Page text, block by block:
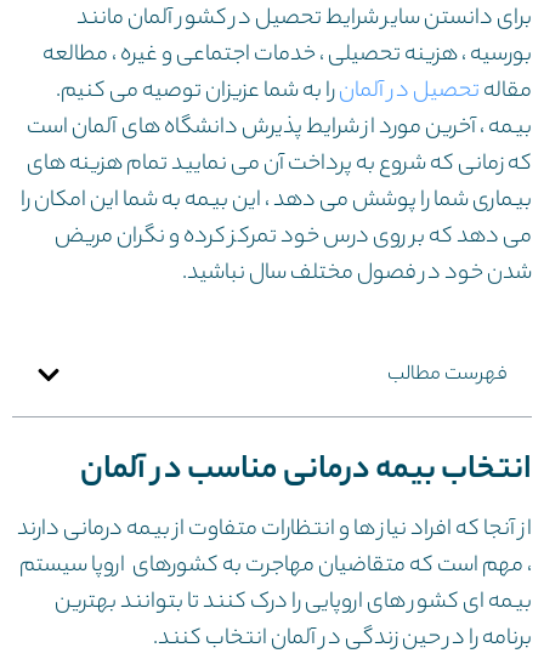
برای دانستن سایر شرایط تحصیل در کشور آلمان مانند
بورسیه ، هزینه تحصیلی ، خدمات اجتماعی و غیره ، مطالعه
مقالهتحصیل در آلمانرا به شما عزیزان توصیه می کنیم.
بیمه ، آخرین مورد از شرایط پذیرش دانشگاه های آلمان است
که زمانی که شروع به پرداخت آن می نمایید تمام هزینه های
بیماری شما را پوشش می دهد ، این بیمه به شما این امکان را
می دهد که بر روی درس خود تمرکز کرده و نگران مریض
شدن خود در فصول مختلف سال نباشید.
فهرست مطالب
انتخاب بیمه درمانی مناسب در آلمان
از آنجا که افراد نیاز ها و انتظارات متفاوت از بیمه درمانی دارند
، مهم است که متقاضیان مهاجرت به کشورهای اروپا سیستم
بیمه ای کشور های اروپایی را درک کنند تا بتوانند بهترین
برنامه را در حین زندگی در آلمان انتخاب کنند.